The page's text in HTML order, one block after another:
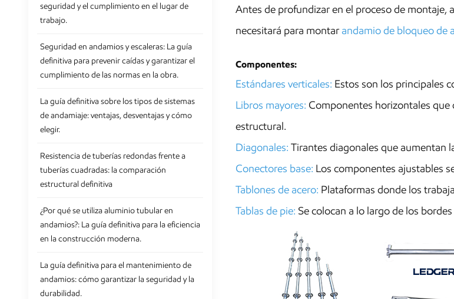
Antes de profundizar en el proceso de montaje,
necesitará para montarandamio de bloqueo de
Componentes:
Estándares verticales: Estos son los principales
Libros mayores: Componentes horizontales
estructural.
Diagonales: Tirantes diagonales que aumentan
Conectores base: Los componentes ajustables
Tablones de acero: Plataformas donde los
Tablas de pie: Se colocan a lo largo de los
seguridad y el cumplimiento en el lugar de
trabajo.
Seguridad en andamios y escaleras: La guía
definitiva para prevenir caídas y garantizar el
cumplimiento de las normas en la obra.
La guía definitiva sobre los tipos de sistemas
de andamiaje: ventajas, desventajas y cómo
elegir.
Resistencia de tuberías redondas frente a
tuberías cuadradas: la comparación
estructural definitiva
¿Por qué se utiliza aluminio tubular en
andamios?: La guía definitiva para la eficiencia
en la construcción moderna.
La guía definitiva para el mantenimiento de
andamios: cómo garantizar la seguridad y la
durabilidad.